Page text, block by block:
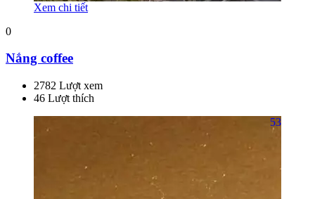
Xem chi tiết
0
Nắng coffee
2782 Lượt xem
46 Lượt thích
53